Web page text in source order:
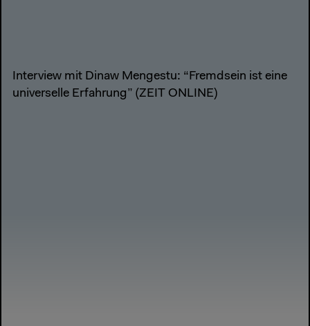
Interview mit Dinaw Mengestu: “Fremdsein ist eine
universelle Erfahrung” (ZEIT ONLINE)